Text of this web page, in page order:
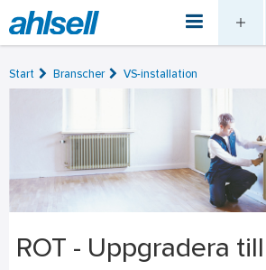
Start Branscher VS-installation
ROT - Uppgradera